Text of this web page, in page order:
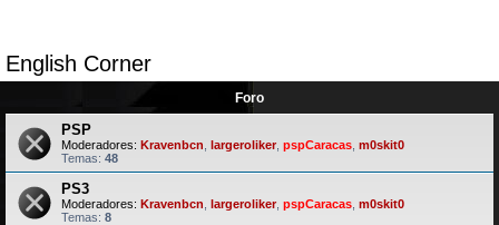
English Corner
Foro
PSP
Moderadores: Kravenbcn largeroliker, pspCaracas m0skit0
Temas: 48
PS3
Moderadores: Kravenbcn largeroliker, pspCaracas m0skit0
Temas: 8